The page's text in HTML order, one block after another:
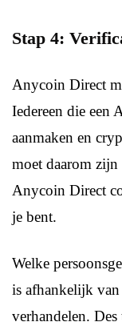
Stap 4:
Anycoin Direct
Iedereen die een
aanmaken en
moet daarom
Anycoin Direct
je bent.
Welke
is afhankelijk
verhandelen.